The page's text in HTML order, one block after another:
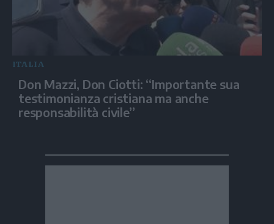
ITALIA
Don Mazzi, Don Ciotti: “Importante sua
testimonianza cristiana ma anche
responsabilità civile”